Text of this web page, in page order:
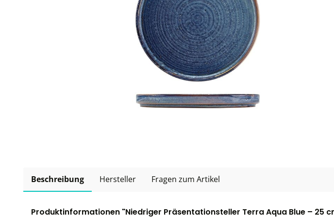
Beschreibung Hersteller Fragen zum Artikel
Produktinformationen "Niedriger Präsentationsteller Terra Aqua Blue – 25